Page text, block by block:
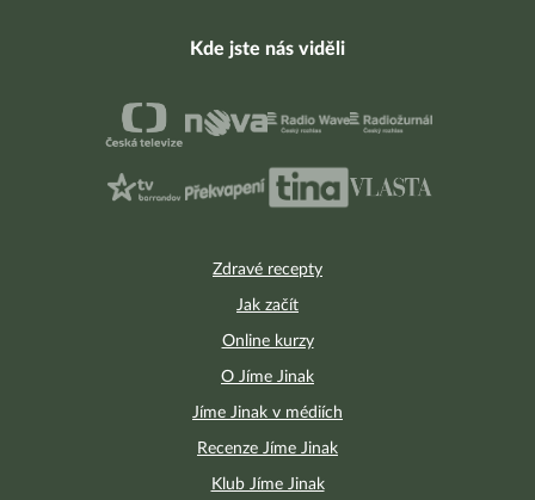
Zdravé recepty
Jak začít
Online kurzy
O Jíme Jinak
Jíme Jinak v médiích
Recenze Jíme Jinak
Klub Jíme Jinak
Kde jste nás viděli